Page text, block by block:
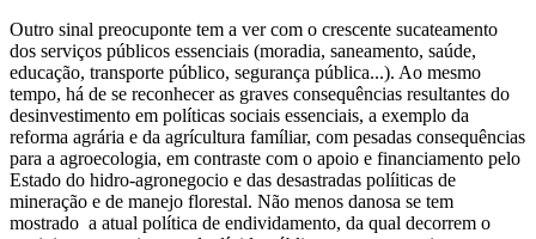
Outro sinal preocuponte tem a ver com o crescente sucateamento
dos serviços públicos essenciais (moradia, saneamento, saúde,
educação, transporte público, segurança pública...). Ao mesmo
tempo, há de se reconhecer as graves consequências resultantes do
desinvestimento em políticas sociais essenciais, a exemplo da
reforma agrária e da agrícultura famíliar, com pesadas consequências
para a agroecologia, em contraste com o apoio e financiamento pelo
Estado do hidro-agronegocio e das desastradas políiticas de
mineração e de manejo florestal. Não menos danosa se tem
mostrado a atual política de endividamento, da qual decorrem o